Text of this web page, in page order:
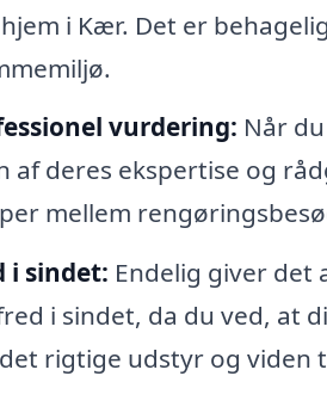
i Kær. Det er
vurdering: Når
af deres ekspertise og
mellem
i sindet: Endelig giver
i sindet, da du ved, at
rigtige udstyr og viden